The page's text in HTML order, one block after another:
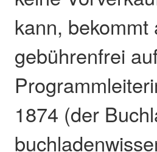
kann,
gebührenfrei
1874 (der